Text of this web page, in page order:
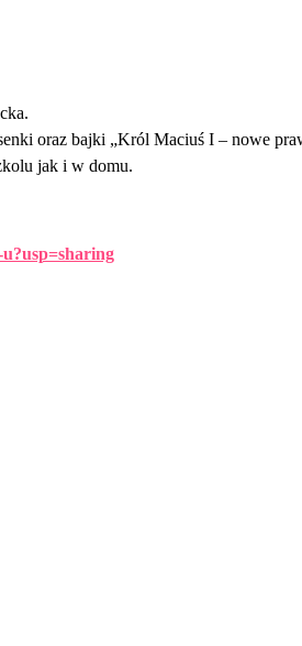
oraz bajki „Król Maciuś I – nowe
jak i w domu.